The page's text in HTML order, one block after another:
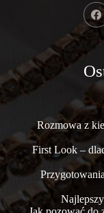
Rozmowa z
First Look –